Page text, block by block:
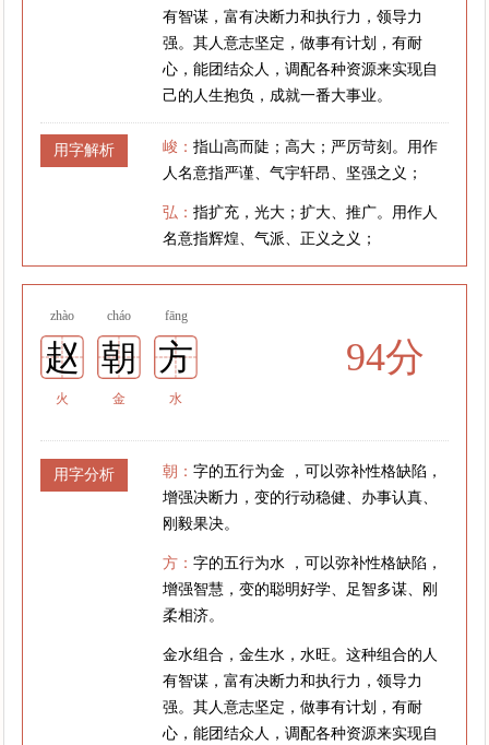
有智谋，富有决断力和执行力，领导力
强。其人意志坚定，做事有计划，有耐
心，能团结众人，调配各种资源来实现自
己的人生抱负，成就一番大事业。
用字解析 峻：指山高而陡；高大；严厉苛刻。用作
人名意指严谨、气宇轩昂、坚强之义；
弘：指扩充，光大；扩大、推广。用作人
名意指辉煌、气派、正义之义；
zhào cháo fāng
赵 朝 方
火 金 水
94分
用字分析 朝：字的五行为金 ，可以弥补性格缺陷，
增强决断力，变的行动稳健、办事认真、
刚毅果决。
方：字的五行为水 ，可以弥补性格缺陷，
增强智慧，变的聪明好学、足智多谋、刚
柔相济。
金水组合，金生水，水旺。这种组合的人
有智谋，富有决断力和执行力，领导力
强。其人意志坚定，做事有计划，有耐
心，能团结众人，调配各种资源来实现自